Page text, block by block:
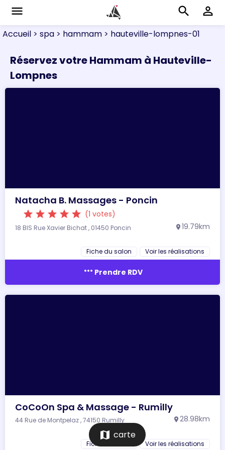
menu search perm_identity
Accueil > spa > hammam > hauteville-lompnes-01
Réservez votre Hammam à Hauteville-
Lompnes
Natacha B. Massages - Poncin
star star star star star (1 votes)
18 BIS Rue Xavier Bichat , 01450 Poncin location_on 19.79km
Fiche du salon Voir les réalisations
more_horiz Prendre RDV
CoCoOn Spa & Massage - Rumilly
44 Rue de Montpelaz , 74150 Rumilly location_on 28.98km
Fiche du salon Voir les réalisations
map carte